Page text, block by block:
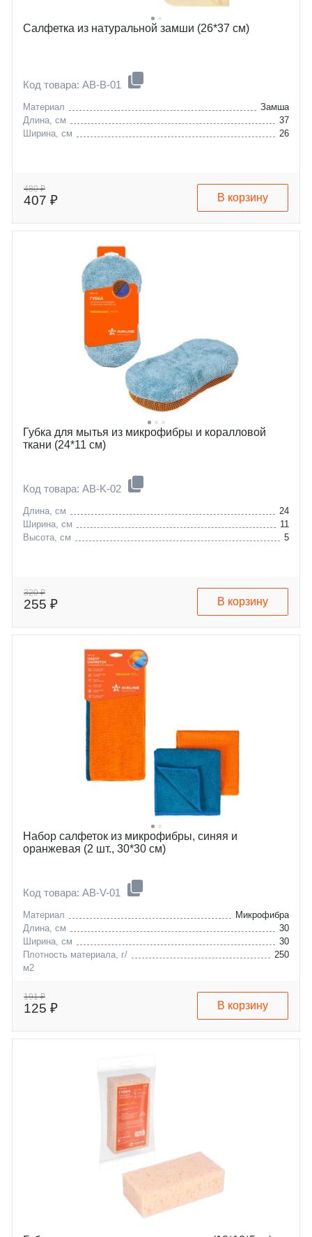
Салфетка из натуральной замши (26*37 см)
Код товара: AB-B-01
Материал
Замша
Длина, см
37
Ширина, см
26
480 ₽
407 ₽ В корзину
Губка для мытья из микрофибры и коралловой
ткани (24*11 см)
Код товара: AB-K-02
Длина, см
24
Ширина, см
11
Высота, см
5
320 ₽
255 ₽ В корзину
Набор салфеток из микрофибры, синяя и
оранжевая (2 шт., 30*30 см)
Код товара: AB-V-01
Материал
Микрофибра
Длина, см
30
Ширина, см
30
Плотность материала, г/
м2
250
191 ₽
125 ₽ В корзину